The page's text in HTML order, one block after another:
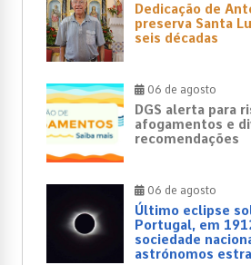
Dedicação de
preserva Santa
seis décadas
06 de agosto
DGS alerta para
afogamentos e
recomendações
06 de agosto
Último eclipse
Portugal, em
sociedade
astrónomos